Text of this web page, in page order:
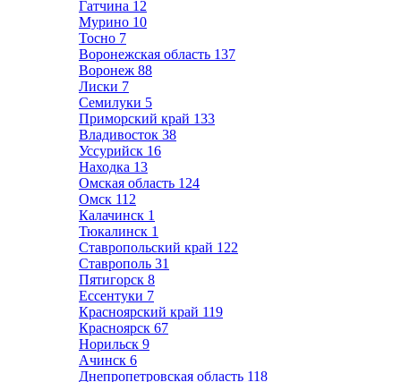
Гатчина 12
Мурино 10
Тосно 7
Воронежская область 137
Воронеж 88
Лиски 7
Семилуки 5
Приморский край 133
Владивосток 38
Уссурийск 16
Находка 13
Омская область 124
Омск 112
Калачинск 1
Тюкалинск 1
Ставропольский край 122
Ставрополь 31
Пятигорск 8
Ессентуки 7
Красноярский край 119
Красноярск 67
Норильск 9
Ачинск 6
Днепропетровская область 118